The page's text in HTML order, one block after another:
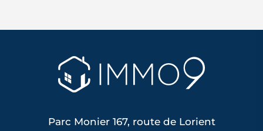
pas à tout le monde de la même façon :
elle récompense l'emplacement, la
desserte par le métro et la performance
énergétique, et...
Parc Monier 167, route de Lorient